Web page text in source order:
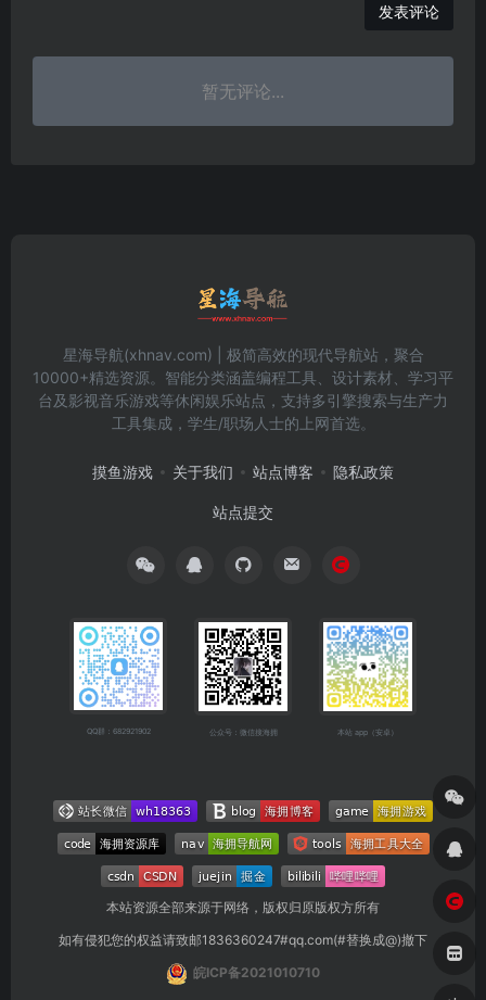
发表评论
暂无评论...
星海导航(xhnav.com) | 极简高效的现代导航站，聚合
10000+精选资源。智能分类涵盖编程工具、设计素材、学习平
台及影视音乐游戏等休闲娱乐站点，支持多引擎搜索与生产力
工具集成，学生/职场人士的上网首选。
摸鱼游戏 关于我们 站点博客 隐私政策
站点提交
QQ群：682921902 公众号：微信搜海拥 本站 app（安卓）
本站资源全部来源于网络，版权归原版权方所有
如有侵犯您的权益请致邮1836360247#qq.com(#替换成@)撤下
皖ICP备2021010710